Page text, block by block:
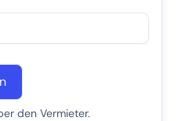
den Vermieter.